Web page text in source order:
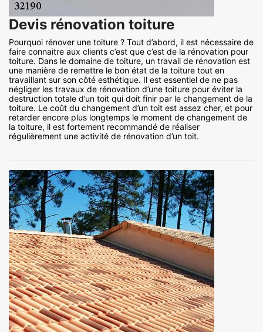
Devis rénovation toiture
Pourquoi rénover une toiture ? Tout d’abord, il est nécessaire de
faire connaitre aux clients c’est que c’est de la rénovation pour
toiture. Dans le domaine de toiture, un travail de rénovation est
une manière de remettre le bon état de la toiture tout en
travaillant sur son côté esthétique. Il est essentiel de ne pas
négliger les travaux de rénovation d’une toiture pour éviter la
destruction totale d’un toit qui doit finir par le changement de la
toiture. Le coût du changement d’un toit est assez cher, et pour
retarder encore plus longtemps le moment de changement de
la toiture, il est fortement recommandé de réaliser
régulièrement une activité de rénovation d’un toit.